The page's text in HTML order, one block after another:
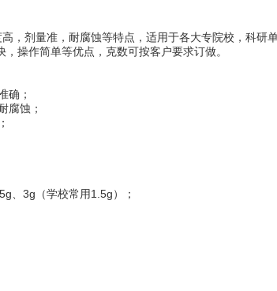
剂量准，耐腐蚀等特点，适用于各大专院校，科研单
操作简单等优点，克数可按客户要求订做。
确；
蚀；
3g（学校常用1.5g）；